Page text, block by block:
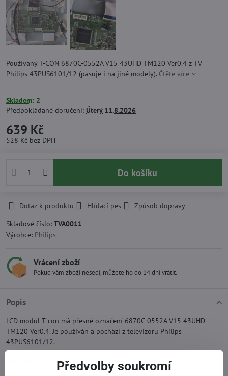
Používaný T-CON 6870C-0552A V15 43UHD TM120 Ver0.4 z TV
Philips 43PUS6101/12 (pasuje i na jiné modely). Čtěte více
Skladem: 2
Předpokládané doručení: Úterý11.8.2026
639 Kč
528 Kč bez DPH
Do košíku
Dotaz k produktu Hlídací pes
Způsob dopravy
Skladové číslo: TVA0011
Výrobce: Philips
Vrácení zboží
Pokud vám zboží nesedí, můžete ho do 14 dní vrátit.
Popis
LCD modul T-con má přesné označení 6870C-0552A V15 43UHD
TM120 Ver0.4. Je používán a pochází z televizoru Philips
43PUS6101/12.
Náhradní díl je testován, plně funkční bez vady. Používá se ve více
modelech TV Philips. Tento díl má záruku 12 měsíců.
Předvolby soukromí